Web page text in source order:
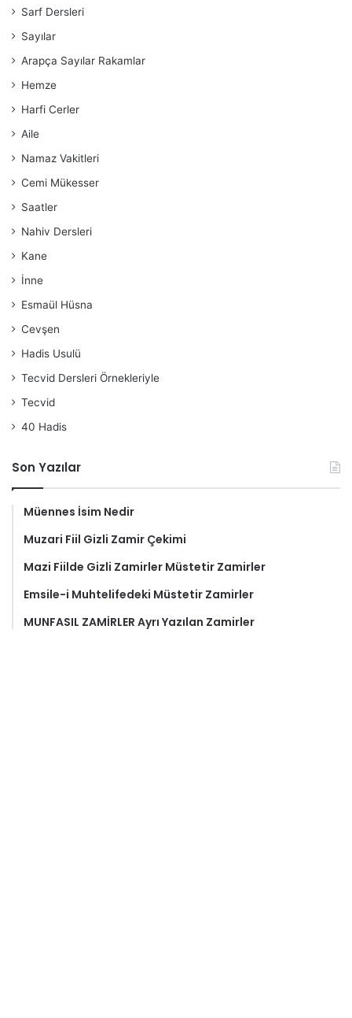
Sarf Dersleri
Sayılar
Arapça Sayılar Rakamlar
Hemze
Harfi Cerler
Aile
Namaz Vakitleri
Cemi Mükesser
Saatler
Nahiv Dersleri
Kane
İnne
Esmaül Hüsna
Cevşen
Hadis Usulü
Tecvid Dersleri Örnekleriyle
Tecvid
40 Hadis
Son Yazılar
Müennes İsim Nedir
Muzari Fiil Gizli Zamir Çekimi
Mazi Fiilde Gizli Zamirler Müstetir Zamirler
Emsile-i Muhtelifedeki Müstetir Zamirler
MUNFASIL ZAMİRLER Ayrı Yazılan Zamirler